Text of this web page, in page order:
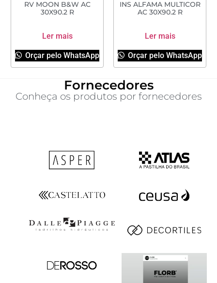
RV MOON B&W AC
30X90.2 R
Ler mais
Orçar pelo WhatsApp
INS ALFAMA MULTICOR
AC 30X90.2 R
Ler mais
Orçar pelo WhatsApp
Fornecedores
Conheça os produtos por fornecedores